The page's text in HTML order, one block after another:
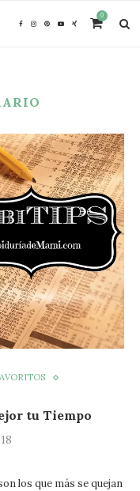
0
tu Tiempo
los que más se quejan